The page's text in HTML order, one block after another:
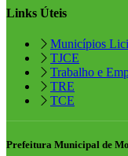
Links Úteis
Municípios
TJCE
Trabalho e
TRE
TCE
Prefeitura Municipal de